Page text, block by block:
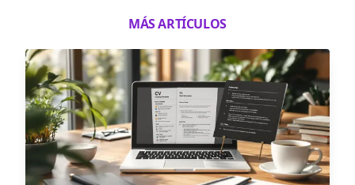
MÁS ARTÍCULOS